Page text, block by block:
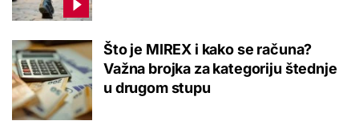
Što je MIREX i kako se računa?
Važna brojka za kategoriju štednje
u drugom stupu